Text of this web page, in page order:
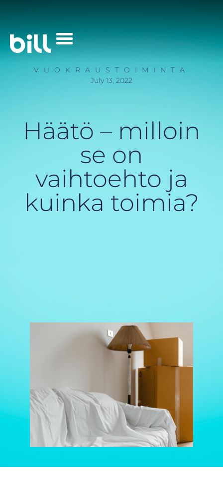
VUOKRAUSTOIMINTA
July 13, 2022
Häätö – milloin
se on
vaihtoehto ja
kuinka toimia?